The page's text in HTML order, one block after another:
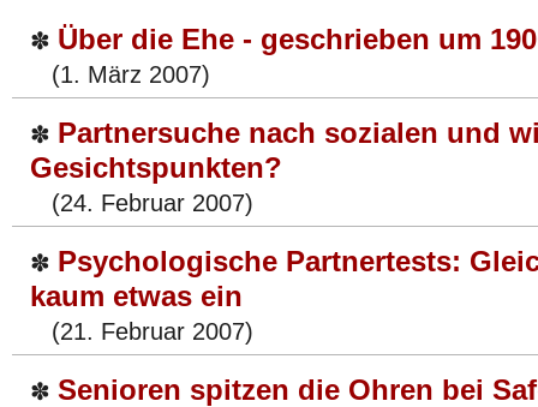
✽ Über die Ehe - geschrieben um
(1. März 2007)
✽ Partnersuche nach sozialen und
Gesichtspunkten?
(24. Februar 2007)
✽ Psychologische Partnertests:
kaum etwas ein
(21. Februar 2007)
✽ Senioren spitzen die Ohren bei